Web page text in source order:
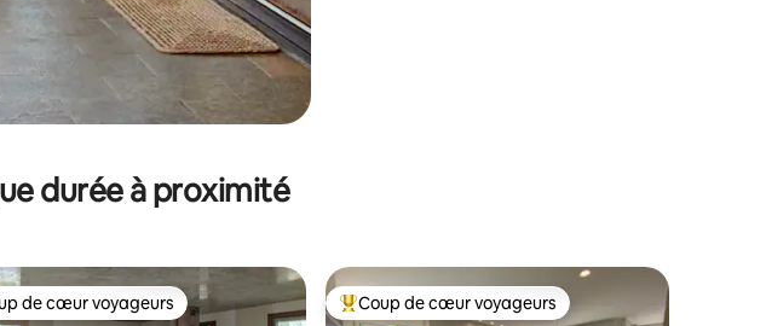
durée à proximité
de cœur voyageurs
de cœur voyageurs Coups de cœur voyageurs les plus appréciés
Coup de cœur voyageurs